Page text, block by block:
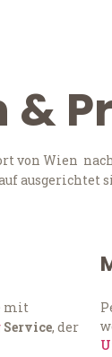
&
von Wien
ausgerichtet
mit
Service, der